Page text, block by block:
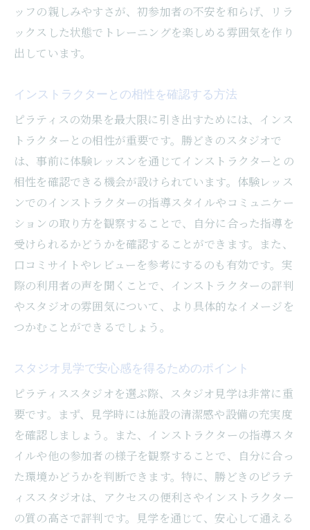
ッフの親しみやすさが、初参加者の不安を和らげ、リラ
ックスした状態でトレーニングを楽しめる雰囲気を作り
出しています。
インストラクターとの相性を確認する方法
ピラティスの効果を最大限に引き出すためには、インス
トラクターとの相性が重要です。勝どきのスタジオで
は、事前に体験レッスンを通じてインストラクターとの
相性を確認できる機会が設けられています。体験レッス
ンでのインストラクターの指導スタイルやコミュニケー
ションの取り方を観察することで、自分に合った指導を
受けられるかどうかを確認することができます。また、
口コミサイトやレビューを参考にするのも有効です。実
際の利用者の声を聞くことで、インストラクターの評判
やスタジオの雰囲気について、より具体的なイメージを
つかむことができるでしょう。
スタジオ見学で安心感を得るためのポイント
ピラティススタジオを選ぶ際、スタジオ見学は非常に重
要です。まず、見学時には施設の清潔感や設備の充実度
を確認しましょう。また、インストラクターの指導スタ
イルや他の参加者の様子を観察することで、自分に合っ
た環境かどうかを判断できます。特に、勝どきのピラテ
ィススタジオは、アクセスの便利さやインストラクター
の質の高さで評判です。見学を通じて、安心して通える